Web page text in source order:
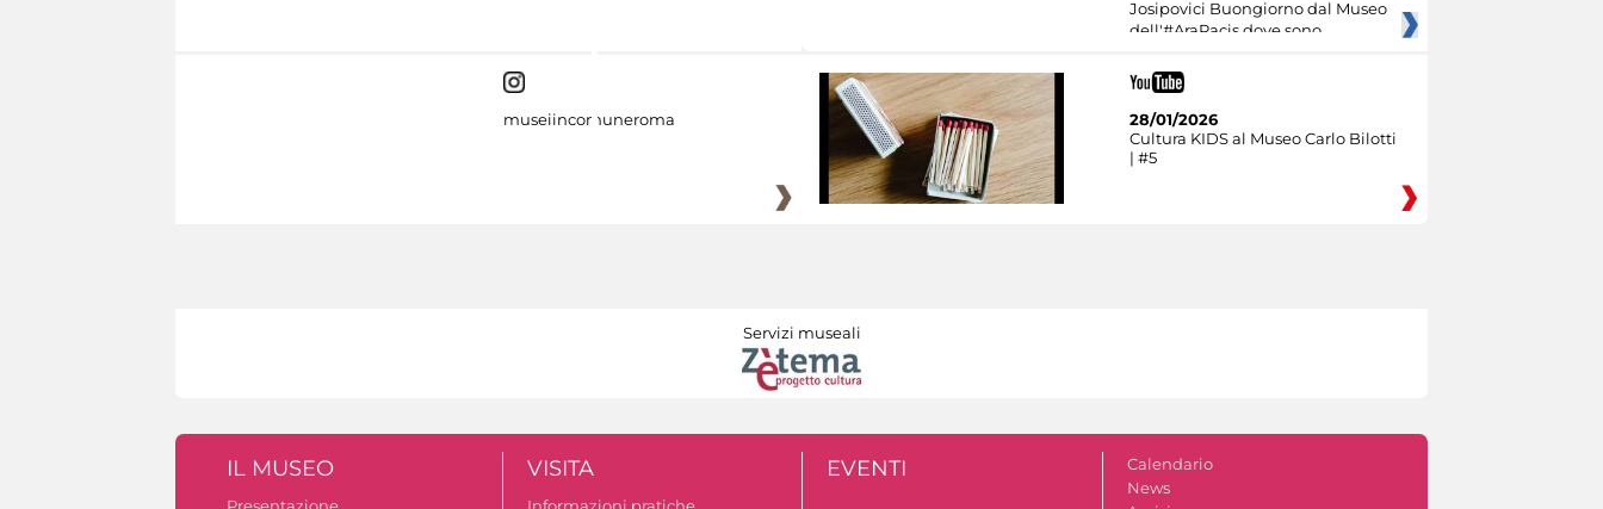
Josipovici Buongiorno dal Museo
dell'#AraPacis dove sono
museiincomuneroma
28/01/2026
Cultura KIDS al Museo Carlo Bilotti
| #5
Servizi museali
IL MUSEO VISITA EVENTI
Calendario
News